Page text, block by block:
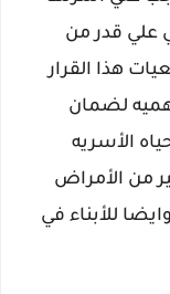
علي قدر من
هذا القرار
لضمان
الأسريه
من الأمراض
للأبناء في